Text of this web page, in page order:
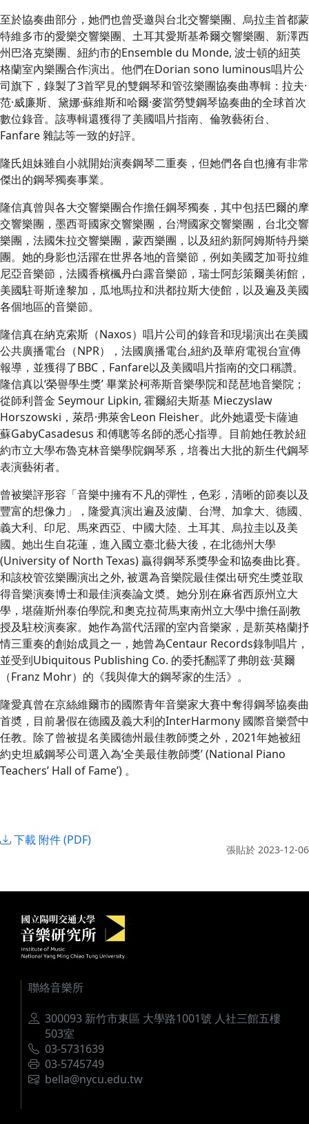
至於協奏曲部分，她們也曾受邀與台北交響樂團、烏拉圭首都蒙
特維多市的愛樂交響樂團、土耳其愛斯基希爾交響樂團、新澤西
州巴洛克樂團、紐約市的Ensemble du Monde, 波士頓的紐英
格蘭室內樂團合作演出。他們在Dorian sono luminous唱片公
司旗下，錄製了3首罕見的雙鋼琴和管弦樂團協奏曲專輯：拉夫·
范·威廉斯、黛娜·蘇維斯和哈爾·麥當勞雙鋼琴協奏曲的全球首次
數位錄音。該專輯還獲得了美國唱片指南、倫敦藝術台、
Fanfare 雜誌等一致的好評。
隆氏姐妹雖自小就開始演奏鋼琴二重奏，但她們各自也擁有非常
傑出的鋼琴獨奏事業。
隆信真曾與各大交響樂團合作擔任鋼琴獨奏，其中包括巴爾的摩
交響樂團，墨西哥國家交響樂團，台灣國家交響樂團，台北交響
樂團，法國朱拉交響樂團，蒙西樂團，以及紐約新阿姆斯特丹樂
團。她的身影也活躍在世界各地的音樂節，例如美國芝加哥拉維
尼亞音樂節，法國香檳楓丹白露音樂節，瑞士阿彭策爾美術館，
美國駐哥斯達黎加，瓜地馬拉和洪都拉斯大使館，以及遍及美國
各個地區的音樂節。
隆信真在納克索斯（Naxos）唱片公司的錄音和現場演出在美國
公共廣播電台（NPR），法國廣播電台,紐約及華府電視台宣傳
報導，並獲得了BBC，Fanfare以及美國唱片指南的交口稱讚。
隆信真以‘榮譽學生獎’ 畢業於柯蒂斯音樂學院和琵琶地音樂院；
從師利普金 Seymour Lipkin, 霍爾紹夫斯基 Mieczyslaw
Horszowski，萊昂·弗萊舍Leon Fleisher。此外她還受卡薩迪
蘇GabyCasadesus 和傅聰等名師的悉心指導。目前她任教於紐
約市立大學布魯克林音樂學院鋼琴系，培養出大批的新生代鋼琴
表演藝術者。
曾被樂評形容「音樂中擁有不凡的彈性，色彩，清晰的節奏以及
豐富的想像力」，隆愛真演出遍及波蘭、台灣、加拿大、德國、
義大利、印尼、馬來西亞、中國大陸、土耳其、烏拉圭以及美
國。她出生自花蓮，進入國立臺北藝大後，在北德州大學
(University of North Texas) 贏得鋼琴系獎學金和協奏曲比賽。
和該校管弦樂團演出之外, 被選為音樂院最佳傑出研究生獎並取
得音樂演奏博士和最佳演奏論文奬。她分別在麻省西原州立大
學，堪薩斯州泰伯學院,和奧克拉荷馬東南州立大學中擔任副教
授及駐校演奏家。她作為當代活躍的室内音樂家，是新英格蘭抒
情三重奏的創始成員之一，她曾為Centaur Records錄制唱片，
並受到Ubiquitous Publishing Co. 的委托翻譯了弗朗兹·莫爾
（Franz Mohr）的《我與偉大的鋼琴家的生活》。
隆愛真曾在京絲維爾市的國際青年音樂家大賽中奪得鋼琴協奏曲
首奬，目前暑假在德國及義大利的InterHarmony 國際音樂營中
任教。除了曾被提名美國德州最佳教師獎之外，2021年她被紐
約史坦威鋼琴公司選入為‘全美最佳教師獎’ (National Piano
Teachers’ Hall of Fame’) 。
下載 附件 (PDF)
張貼於 2023-12-06
國立陽明交通大學音樂研究所
聯絡音樂所
地址
300093 新竹市東區 大學路1001號 人社三館五樓
503室
電話
03-5731639
傳真
03-5745749
電郵
bella@nycu.edu.tw